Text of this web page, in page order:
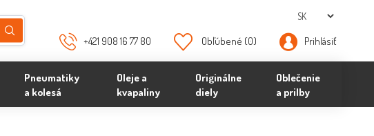
+421 908 16 77 80 Obľúbené (0) Prihlásiť
Pneumatiky
a kolesá
Oleje a
kvapaliny
Originálne
diely
Oblečenie
a prilby